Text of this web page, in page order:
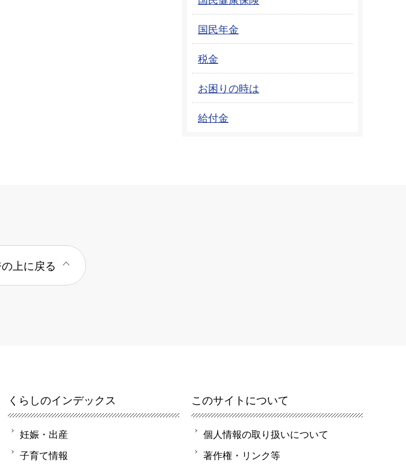
国民年金
税金
お困りの時は
給付金
上に戻る
くらしのインデックス
妊娠・出産
子育て情報
このサイトについて
個人情報の取り扱いについて
著作権・リンク等